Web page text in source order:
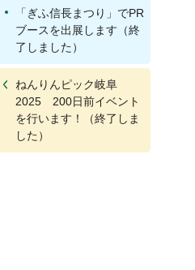
「ぎふ信長まつり」でPR
ブースを出展します（終
了しました）
ねんりんピック岐阜
2025 200日前イベント
を行います！（終了しま
した）